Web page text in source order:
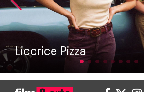
Licorice Pizza